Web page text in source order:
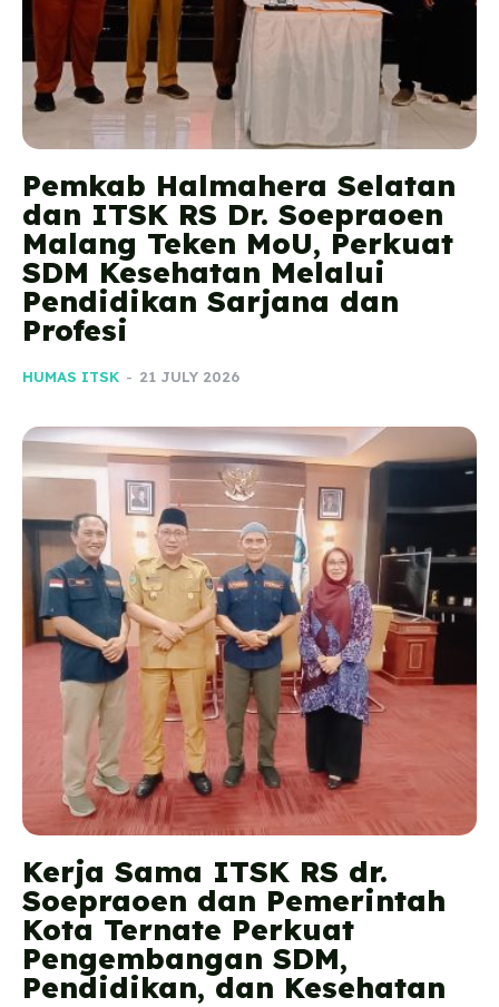
Pemkab Halmahera Selatan
dan ITSK RS Dr. Soepraoen
Malang Teken MoU, Perkuat
SDM Kesehatan Melalui
Pendidikan Sarjana dan
Profesi
HUMAS ITSK - 21 JULY 2026
Kerja Sama ITSK RS dr.
Soepraoen dan Pemerintah
Kota Ternate Perkuat
Pengembangan SDM,
Pendidikan, dan Kesehatan